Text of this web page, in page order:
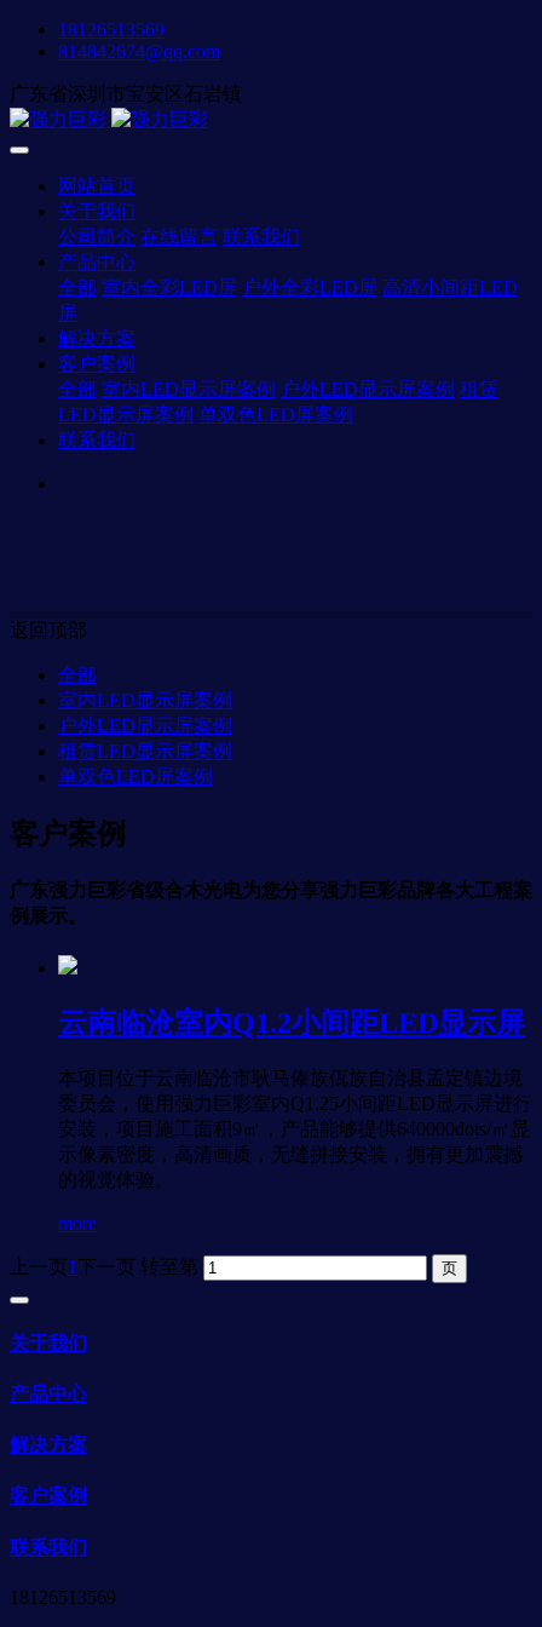
18126513569
814842674@qq.com
广东省深圳市宝安区石岩镇
网站首页
关于我们
公司简介 在线留言 联系我们
产品中心
全部 室内全彩LED屏 户外全彩LED屏 高清小间距LED
屏
解决方案
客户案例
全部 室内LED显示屏案例 户外LED显示屏案例 租赁
LED显示屏案例 单双色LED屏案例
联系我们
返回顶部
全部
室内LED显示屏案例
户外LED显示屏案例
租赁LED显示屏案例
单双色LED屏案例
客户案例
广东强力巨彩省级合木光电为您分享强力巨彩品牌各大工程案
例展示。
云南临沧室内Q1.2小间距LED显示屏
本项目位于云南临沧市耿马傣族佤族自治县孟定镇边境
委员会，使用强力巨彩室内Q1.25小间距LED显示屏进行
安装，项目施工面积9㎡，产品能够提供640000dots/㎡显
示像素密度，高清画质，无缝拼接安装，拥有更加震撼
的视觉体验。
more
上一页1下一页 转至第
关于我们
产品中心
解决方案
客户案例
联系我们
18126513569